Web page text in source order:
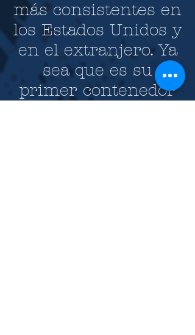
más consistentes en
los Estados Unidos y
en el extranjero. Ya
sea que es su
primer contenedor